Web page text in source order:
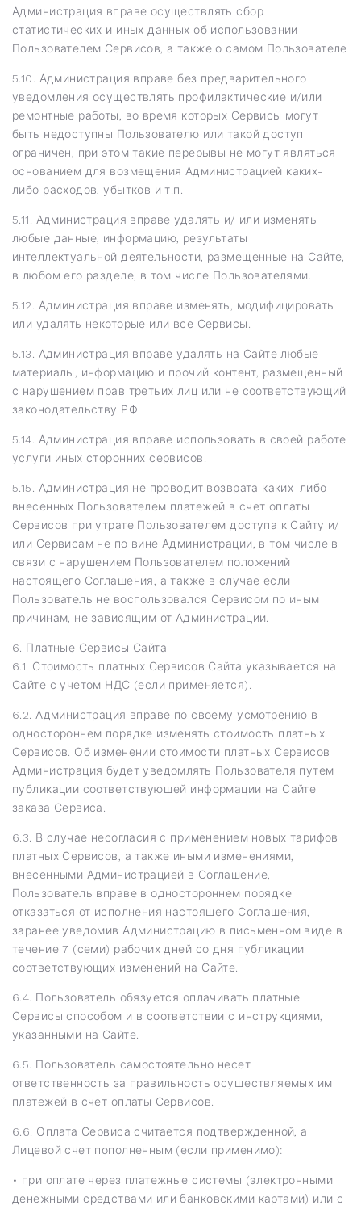
Администрация вправе осуществлять сбор
статистических и иных данных об использовании
Пользователем Сервисов, а также о самом Пользователе
5.10. Администрация вправе без предварительного
уведомления осуществлять профилактические и/или
ремонтные работы, во время которых Сервисы могут
быть недоступны Пользователю или такой доступ
ограничен, при этом такие перерывы не могут являться
основанием для возмещения Администрацией каких-
либо расходов, убытков и т.п.
5.11. Администрация вправе удалять и/ или изменять
любые данные, информацию, результаты
интеллектуальной деятельности, размещенные на Сайте,
в любом его разделе, в том числе Пользователями.
5.12. Администрация вправе изменять, модифицировать
или удалять некоторые или все Сервисы.
5.13. Администрация вправе удалять на Сайте любые
материалы, информацию и прочий контент, размещенный
с нарушением прав третьих лиц или не соответствующий
законодательству РФ.
5.14. Администрация вправе использовать в своей работе
услуги иных сторонних сервисов.
5.15. Администрация не проводит возврата каких-либо
внесенных Пользователем платежей в счет оплаты
Сервисов при утрате Пользователем доступа к Сайту и/
или Сервисам не по вине Администрации, в том числе в
связи с нарушением Пользователем положений
настоящего Соглашения, а также в случае если
Пользователь не воспользовался Сервисом по иным
причинам, не зависящим от Администрации.
6. Платные Сервисы Сайта
6.1. Стоимость платных Сервисов Сайта указывается на
Сайте с учетом НДС (если применяется).
6.2. Администрация вправе по своему усмотрению в
одностороннем порядке изменять стоимость платных
Сервисов. Об изменении стоимости платных Сервисов
Администрация будет уведомлять Пользователя путем
публикации соответствующей информации на Сайте
заказа Сервиса.
6.3. В случае несогласия с применением новых тарифов
платных Сервисов, а также иными изменениями,
внесенными Администрацией в Соглашение,
Пользователь вправе в одностороннем порядке
отказаться от исполнения настоящего Соглашения,
заранее уведомив Администрацию в письменном виде в
течение 7 (семи) рабочих дней со дня публикации
соответствующих изменений на Сайте.
6.4. Пользователь обязуется оплачивать платные
Сервисы способом и в соответствии с инструкциями,
указанными на Сайте.
6.5. Пользователь самостоятельно несет
ответственность за правильность осуществляемых им
платежей в счет оплаты Сервисов.
6.6. Оплата Сервиса считается подтвержденной, а
Лицевой счет пополненным (если применимо):
• при оплате через платежные системы (электронными
денежными средствами или банковскими картами) или с